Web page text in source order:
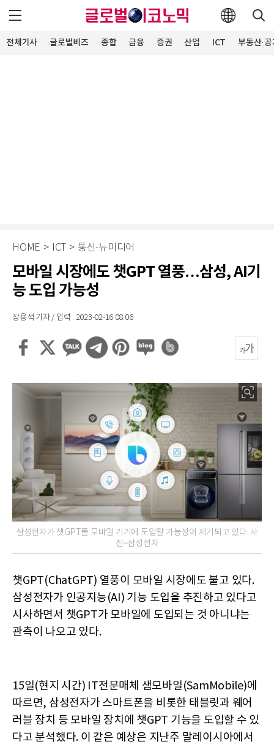
전체기사 글로벌비즈 종합 금융 증권 산업 ICT 부동산·
HOME > ICT > 통신·뉴미디어
모바일 시장에도 챗GPT 열풍…삼성, AI기
능 도입 가능성
장용석 기자 / 입력 : 2023-02-16 08:06
삼성전자가 챗GPT를 모바일 기기에 도입할 가능성이 제기되고 있다. 사
진=삼성전자
챗GPT(ChatGPT) 열풍이 모바일 시장에도 불고 있다.
삼성전자가 인공지능(AI) 기능 도입을 추진하고 있다고
시사하면서 챗GPT가 모바일에 도입되는 것 아니냐는
관측이 나오고 있다.
15일(현지 시간) IT전문매체 샘모바일(SamMobile)에
따르면, 삼성전자가 스마트폰을 비롯한 태블릿과 웨어
러블 장치 등 모바일 장치에 챗GPT 기능을 도입할 수 있
다고 분석했다. 이 같은 예상은 지난주 말레이시아에서